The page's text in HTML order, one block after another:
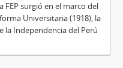
FEP surgió en el marco del
Universitaria (1918), la
la Independencia del Perú